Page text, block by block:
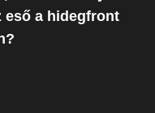
eső a hidegfront